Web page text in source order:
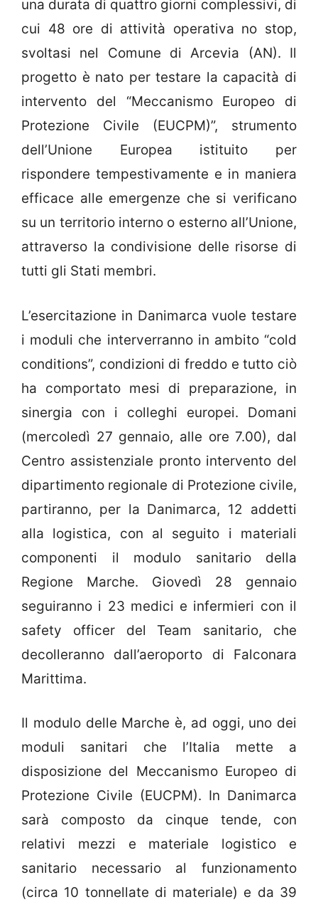
una durata di quattro giorni complessivi, di
cui 48 ore di attività operativa no stop,
svoltasi nel Comune di Arcevia (AN). Il
progetto è nato per testare la capacità di
intervento del “Meccanismo Europeo di
Protezione Civile (EUCPM)”, strumento
dell’Unione Europea istituito per
rispondere tempestivamente e in maniera
efficace alle emergenze che si verificano
su un territorio interno o esterno all’Unione,
attraverso la condivisione delle risorse di
tutti gli Stati membri.
L’esercitazione in Danimarca vuole testare
i moduli che interverranno in ambito “cold
conditions”, condizioni di freddo e tutto ciò
ha comportato mesi di preparazione, in
sinergia con i colleghi europei. Domani
(mercoledì 27 gennaio, alle ore 7.00), dal
Centro assistenziale pronto intervento del
dipartimento regionale di Protezione civile,
partiranno, per la Danimarca, 12 addetti
alla logistica, con al seguito i materiali
componenti il modulo sanitario della
Regione Marche. Giovedì 28 gennaio
seguiranno i 23 medici e infermieri con il
safety officer del Team sanitario, che
decolleranno dall’aeroporto di Falconara
Marittima.
Il modulo delle Marche è, ad oggi, uno dei
moduli sanitari che l’Italia mette a
disposizione del Meccanismo Europeo di
Protezione Civile (EUCPM). In Danimarca
sarà composto da cinque tende, con
relativi mezzi e materiale logistico e
sanitario necessario al funzionamento
(circa 10 tonnellate di materiale) e da 39